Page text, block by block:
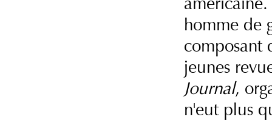
homme de
composant
jeunes
Journal,
n'eut plus